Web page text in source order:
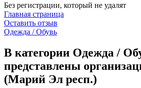
Без регистрации, который не удалят
Главная страница
Оставить отзыв
Одежда / Обувь
В категории Одежда /
представлены
(Марий Эл респ.)